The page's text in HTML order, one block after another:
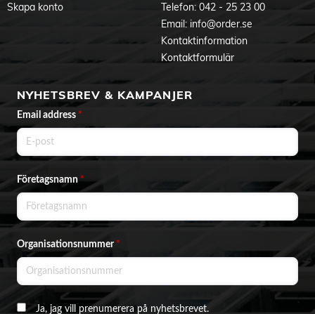
Skapa konto Telefon: 042 - 25 23 00
Email: info@order.se
Kontaktinformation
Kontaktformulär
NYHETSBREV & KAMPANJER
Email address *
Företagsnamn*
Organisationsnummer *
Ja, jag vill prenumerera på nyhetsbrevet.